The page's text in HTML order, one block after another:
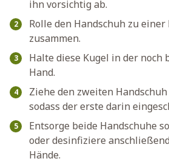
ihn vorsichtig ab.
Rolle den Handschuh zu
zusammen.
Halte diese Kugel in der noch
Hand.
Ziehe den zweiten
sodass der erste darin
Entsorge beide Handschuhe
oder desinfiziere
Hände.